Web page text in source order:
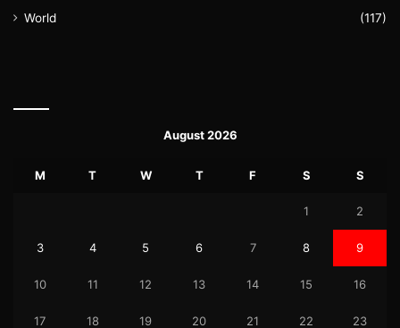
World
(117)
August 2026
M T W T F S S
1 2
3 4 5 6 7 8 9
10 11 12 13 14 15 16
17 18 19 20 21 22 23